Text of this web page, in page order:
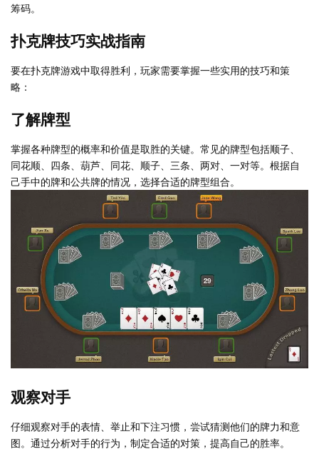
筹码。
扑克牌技巧实战指南
要在扑克牌游戏中取得胜利，玩家需要掌握一些实用的技巧和策
略：
了解牌型
掌握各种牌型的概率和价值是取胜的关键。常见的牌型包括顺子、
同花顺、四条、葫芦、同花、顺子、三条、两对、一对等。根据自
己手中的牌和公共牌的情况，选择合适的牌型组合。
观察对手
仔细观察对手的表情、举止和下注习惯，尝试猜测他们的牌力和意
图。通过分析对手的行为，制定合适的对策，提高自己的胜率。